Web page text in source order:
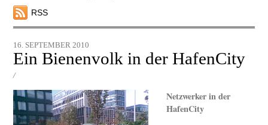
RSS
16. SEPTEMBER 2010
Ein Bienenvolk in der HafenCity
/
Netzwerker in der
HafenCity